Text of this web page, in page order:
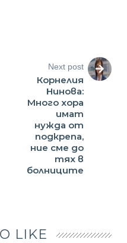
Next post
Корнелия
Нинова:
Много хора
имат
нужда от
подкрепа,
ние сме до
тях в
болниците
LIKE